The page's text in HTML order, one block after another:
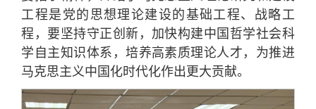
工程是党的思想理论建设的基础工程、战略工
程，要坚持守正创新，加快构建中国哲学社会科
学自主知识体系，培养高素质理论人才，为推进
马克思主义中国化时代化作出更大贡献。